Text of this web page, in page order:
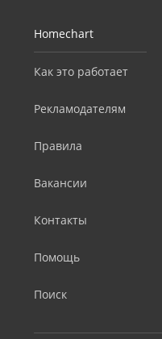
Homechart
Как это работает
Рекламодателям
Правила
Вакансии
Контакты
Помощь
Поиск